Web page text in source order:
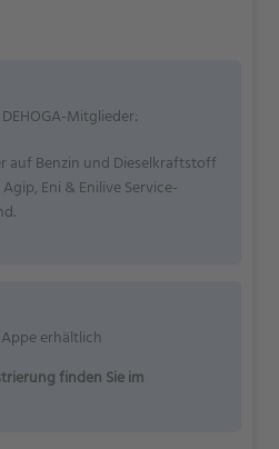
Mitglieder:
auf Benzin und Dieselkraftstoff
Eni & Enilive Service-
erhältlich
finden Sie im